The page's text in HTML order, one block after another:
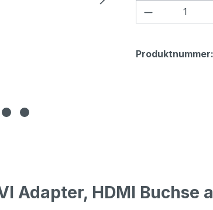
Produkt
Produktnummer:
Adapter, HDMI Buchse